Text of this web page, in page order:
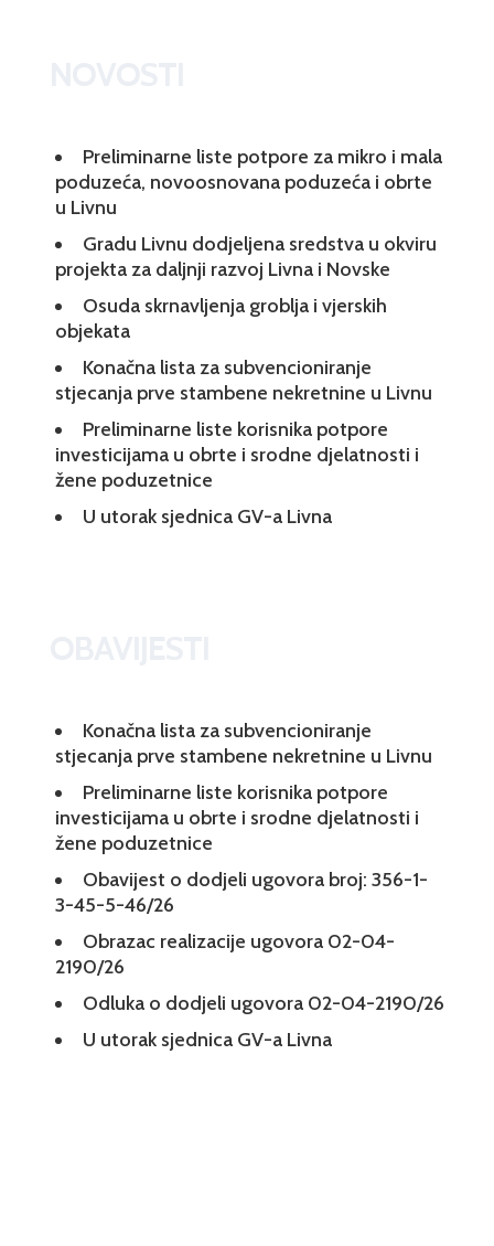
Preliminarne liste potpore za mikro i mala
poduzeća, novoosnovana poduzeća i obrte
u Livnu
Gradu Livnu dodjeljena sredstva u okviru
projekta za daljnji razvoj Livna i Novske
Osuda skrnavljenja groblja i vjerskih
objekata
Konačna lista za subvencioniranje
stjecanja prve stambene nekretnine u Livnu
Preliminarne liste korisnika potpore
investicijama u obrte i srodne djelatnosti i
žene poduzetnice
U utorak sjednica GV-a Livna
Konačna lista za subvencioniranje
stjecanja prve stambene nekretnine u Livnu
Preliminarne liste korisnika potpore
investicijama u obrte i srodne djelatnosti i
žene poduzetnice
Obavijest o dodjeli ugovora broj: 356-1-
3-45-5-46/26
Obrazac realizacije ugovora 02-04-
2190/26
Odluka o dodjeli ugovora 02-04-2190/26
U utorak sjednica GV-a Livna